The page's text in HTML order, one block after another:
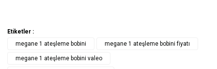
Etiketler :
megane 1 ateşleme bobini
megane 1 ateşleme bobini fiyatı
megane 1 ateşleme bobini valeo